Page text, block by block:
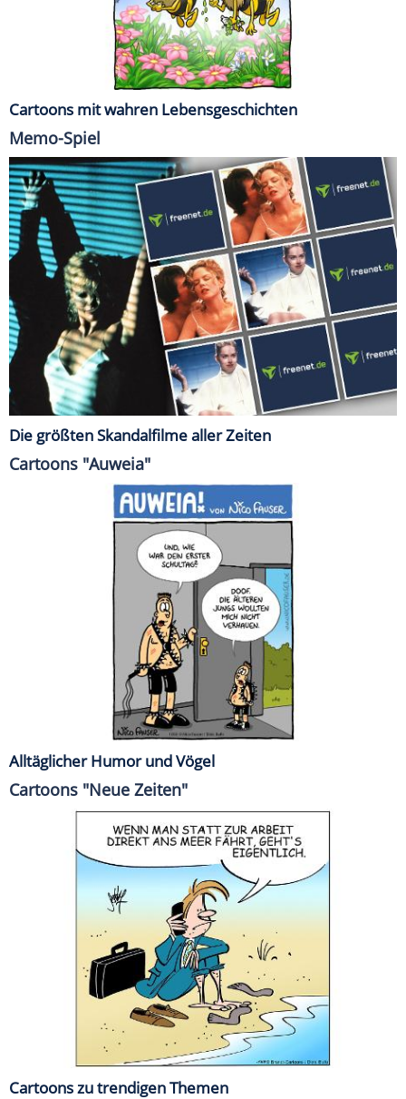
Cartoons mit wahren Lebensgeschichten
Memo-Spiel
Die größten Skandalfilme aller Zeiten
Cartoons "Auweia"
Alltäglicher Humor und Vögel
Cartoons "Neue Zeiten"
Cartoons zu trendigen Themen